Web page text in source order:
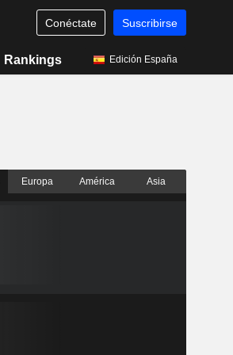
Conéctate Suscribirse
Rankings Edición España
Europa América Asia